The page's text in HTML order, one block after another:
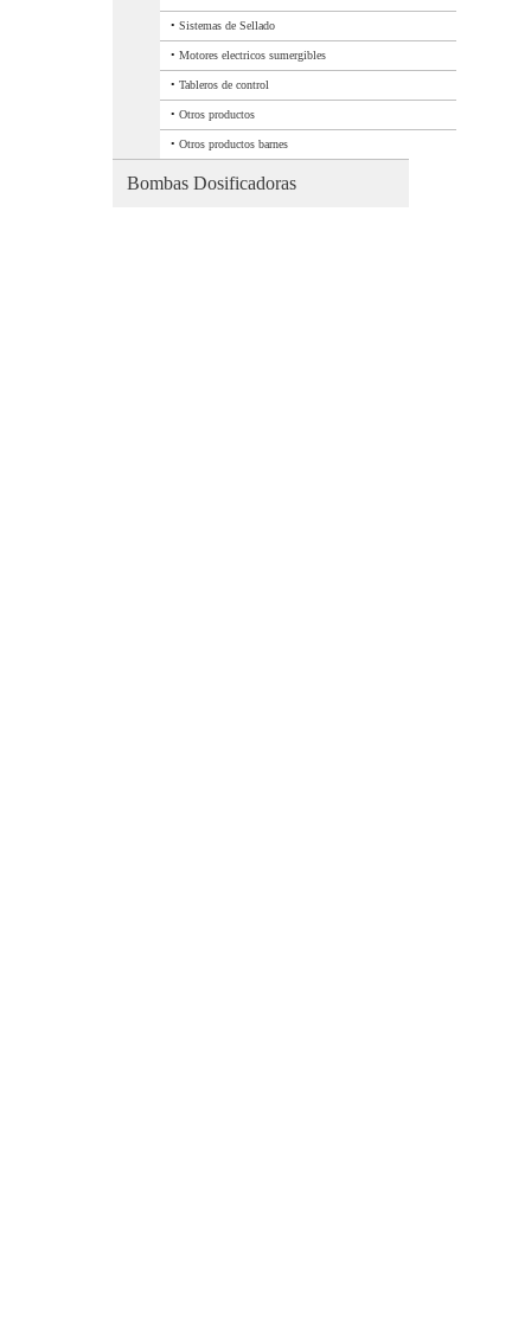
• Sistemas de Sellado
• Motores electricos sumergibles
• Tableros de control
• Otros productos
• Otros productos barnes
Bombas Dosificadoras